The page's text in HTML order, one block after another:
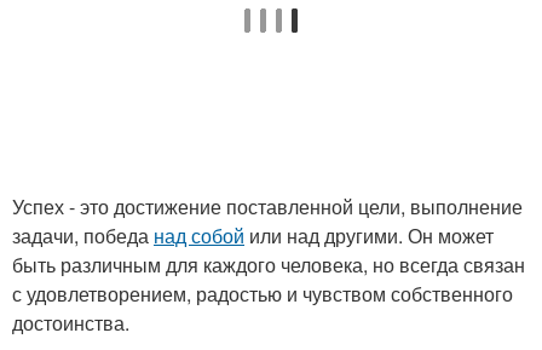
Успех - это достижение поставленной цели, выполнение
задачи, победа над собой или над другими. Он может
быть различным для каждого человека, но всегда связан
с удовлетворением, радостью и чувством собственного
достоинства.